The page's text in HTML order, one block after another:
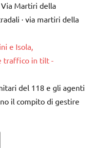
Martiri della
· via martiri della
e Isola,
traffico in tilt -
del 118 e gli agenti
il compito di gestire